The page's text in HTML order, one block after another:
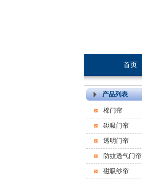
首页
产品列表
棉门帘
磁吸门帘
透明门帘
防蚊透气门帘
磁吸纱帘